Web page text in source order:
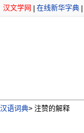
汉文学网 在线新华字典
汉语词典> 注赞的解释